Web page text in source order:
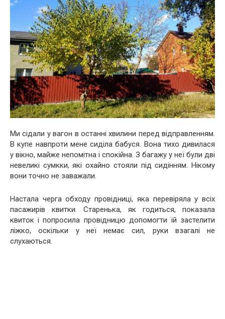
Ми сідали у вагон в останні хвилини перед відправленням.
В купе навпроти мене сиділа бабуся. Вона тихо дивилася
у вікно, майже непомітна і спокійна. З багажу у неї були дві
невеликі сумкки, які охайно стояли під сидінням. Нікому
вони точно не заважали.
Настала черга обходу провідниці, яка перевіряла у всіх
пасажирів квитки. Старенька, як годиться, показала
квиток і попросила провідницю допомогти їй застелити
ліжко, оскільки у неї немає сил, руки взагалі не
слухаються.